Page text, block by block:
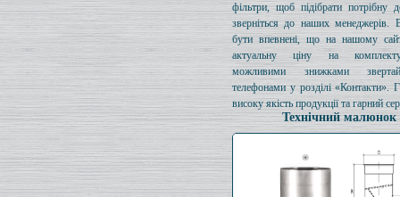
фільтри, щоб підібрати потрібну
зверніться до наших менеджерів.
бути впевнені, що на нашому
актуальну ціну на
можливими знижками
телефонами у розділі «Контакти».
високу якість продукції та гарний
Технічний малюнок